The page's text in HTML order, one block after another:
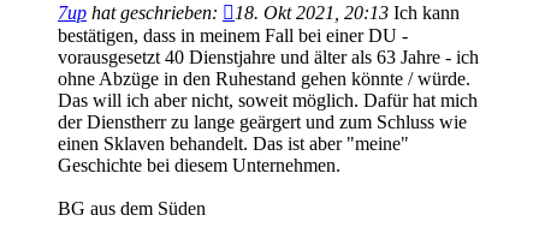
7up hat geschrieben: 18. Okt 2021, 20:13 Ich kann
bestätigen, dass in meinem Fall bei einer DU -
vorausgesetzt 40 Dienstjahre und älter als 63 Jahre - ich
ohne Abzüge in den Ruhestand gehen könnte / würde.
Das will ich aber nicht, soweit möglich. Dafür hat mich
der Dienstherr zu lange geärgert und zum Schluss wie
einen Sklaven behandelt. Das ist aber "meine"
Geschichte bei diesem Unternehmen.
BG aus dem Süden